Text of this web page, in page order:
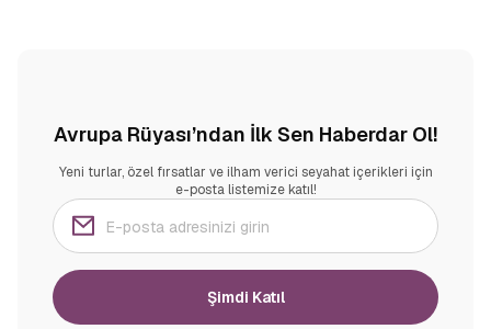
Avrupa Rüyası’ndan İlk Sen Haberdar Ol!
Yeni turlar, özel fırsatlar ve ilham verici seyahat içerikleri için
e-posta listemize katıl!
Şimdi Katıl